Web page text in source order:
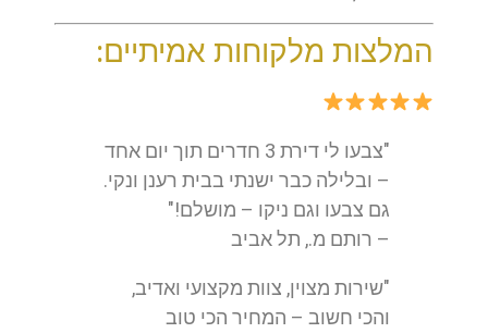
המלצות מלקוחות אמיתיים:
"צבעו לי דירת 3 חדרים תוך יום אחד
– ובלילה כבר ישנתי בבית רענן ונקי.
גם צבעו וגם ניקו – מושלם!"
– רותם מ., תל אביב
"שירות מצוין, צוות מקצועי ואדיב,
והכי חשוב – המחיר הכי טוב